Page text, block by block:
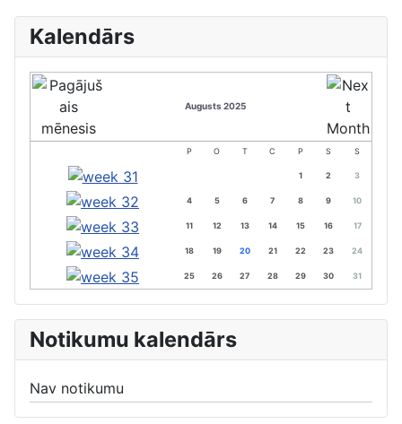
Kalendārs
Augusts 2025
P O T C P S S
1 2 3
4 5 6 7 8 9 10
11 12 13 14 15 16 17
18 19 20 21 22 23 24
25 26 27 28 29 30 31
Notikumu kalendārs
Nav notikumu